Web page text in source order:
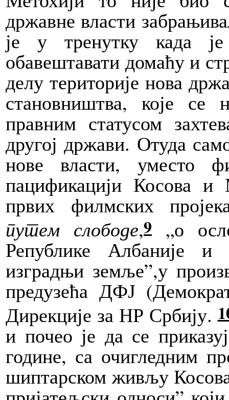
државне власти
је у тренутку када
обавештавати домаћу и
делу територије нова
становништва, које
правним статусом
другој држави. Отуда
нове власти, уместо
пацификацији Косова и
првих филмских
путем слободе,9 „о
Републике Албаније
изградњи земље”,у
предузећа ДФЈ
Дирекције за НР Србију.
и почео је да се
године, са очигледним
шиптарском живљу